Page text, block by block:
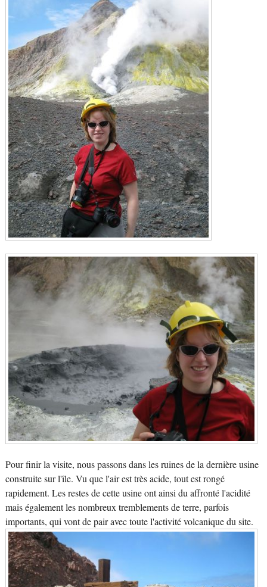
Pour finir la visite, nous passons dans les ruines de la dernière usine
construite sur l'île. Vu que l'air est très acide, tout est rongé
rapidement. Les restes de cette usine ont ainsi du affronté l'acidité
mais également les nombreux tremblements de terre, parfois
importants, qui vont de pair avec toute l'activité volcanique du site.